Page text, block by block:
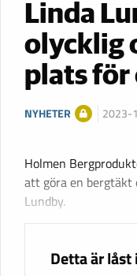
Linda
olycklig
plats för
NYHETER 2023-
Holmen
att göra en bergtäkt
Lundby.
Detta är